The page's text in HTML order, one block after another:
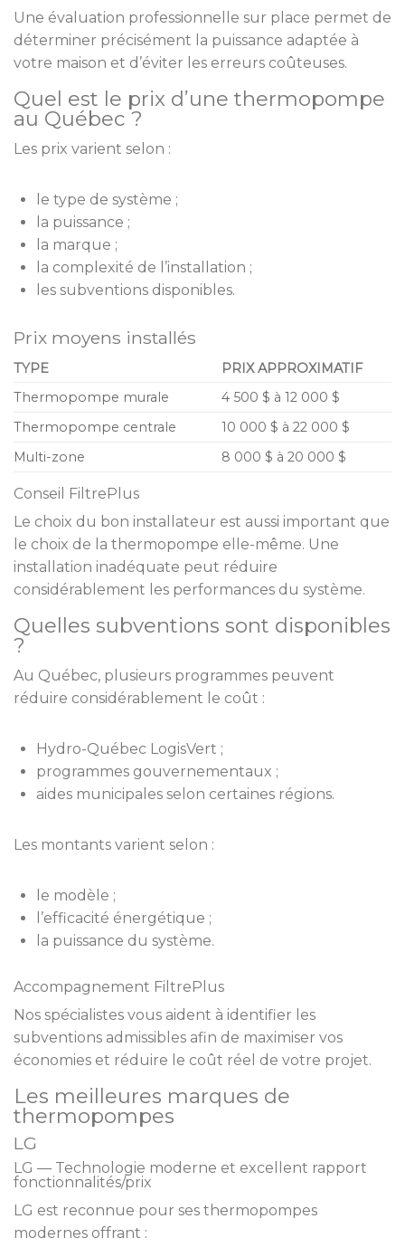
Une évaluation professionnelle sur place permet de
déterminer précisément la puissance adaptée à
votre maison et d’éviter les erreurs coûteuses.
Quel est le prix d’une thermopompe
au Québec ?
Les prix varient selon :
le type de système ;
la puissance ;
la marque ;
la complexité de l’installation ;
les subventions disponibles.
Prix moyens installés
TYPE
PRIX APPROXIMATIF
Thermopompe murale
4 500 $ à 12 000 $
Thermopompe centrale
10 000 $ à 22 000 $
Multi-zone
8 000 $ à 20 000 $
Conseil FiltrePlus
Le choix du bon installateur est aussi important que
le choix de la thermopompe elle-même. Une
installation inadéquate peut réduire
considérablement les performances du système.
Quelles subventions sont disponibles
?
Au Québec, plusieurs programmes peuvent
réduire considérablement le coût :
Hydro-Québec LogisVert ;
programmes gouvernementaux ;
aides municipales selon certaines régions.
Les montants varient selon :
le modèle ;
l’efficacité énergétique ;
la puissance du système.
Accompagnement FiltrePlus
Nos spécialistes vous aident à identifier les
subventions admissibles afin de maximiser vos
économies et réduire le coût réel de votre projet.
Les meilleures marques de
thermopompes
LG
LG — Technologie moderne et excellent rapport
fonctionnalités/prix
LG est reconnue pour ses thermopompes
modernes offrant :